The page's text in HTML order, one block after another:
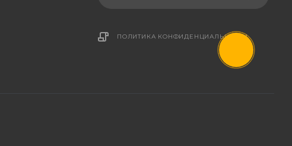
ПОЛИТИКА КОНФИДЕНЦИАЛЬНОСТИ